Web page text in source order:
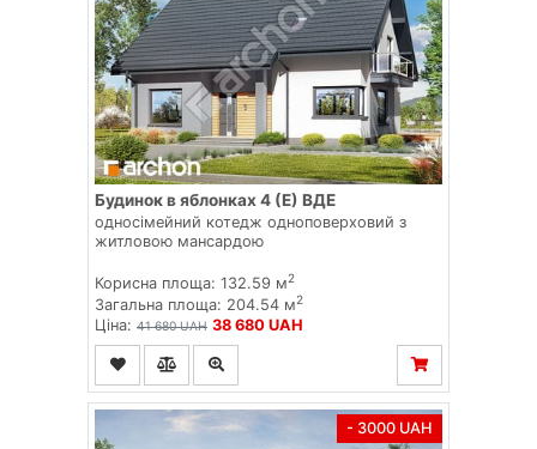
Будинок в яблонках 4 (Е) ВДЕ
односімейний котедж одноповерховий з
житловою мансардою
Корисна площа: 132.59 м2
Загальна площа: 204.54 м2
Ціна: 41 680 UAH 38 680 UAH
- 3000 UAH